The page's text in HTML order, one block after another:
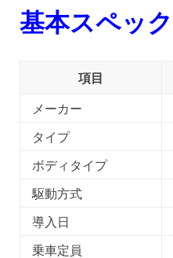
基本スペック
項目
メーカー
タイプ
ボディタイプ
駆動方式
導入日
乗車定員